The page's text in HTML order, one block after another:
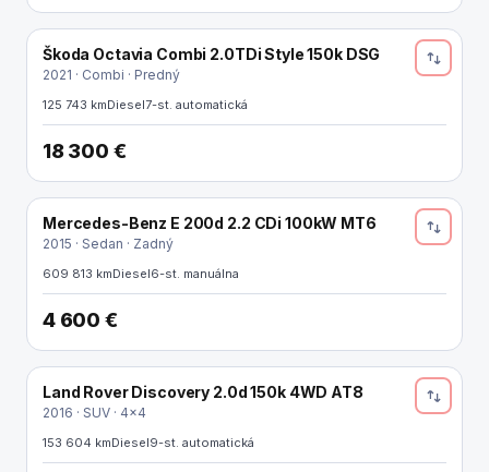
Škoda Octavia Combi 2.0TDi Style 150k DSG
2021 · Combi · Predný
125 743 kmDiesel7-st. automatická
18 300 €
Mercedes-Benz E 200d 2.2 CDi 100kW MT6
2015 · Sedan · Zadný
609 813 kmDiesel6-st. manuálna
4 600 €
Land Rover Discovery 2.0d 150k 4WD AT8
2016 · SUV · 4x4
153 604 kmDiesel9-st. automatická